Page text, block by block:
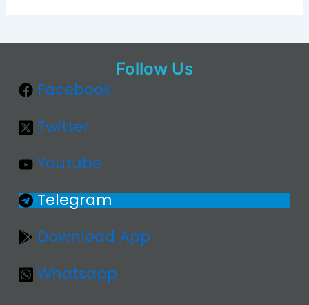
Follow Us
Facebook
Twitter
Youtube
Telegram
Download App
Whatsapp